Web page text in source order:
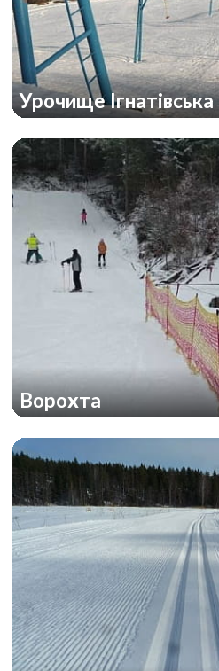
Урочище Ігнатівська
Ворохта